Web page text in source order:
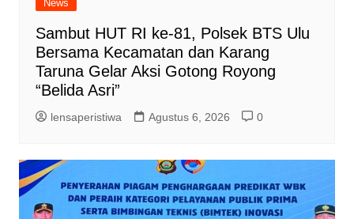
News
Sambut HUT RI ke-81, Polsek BTS Ulu
Bersama Kecamatan dan Karang
Taruna Gelar Aksi Gotong Royong
“Belida Asri”
lensaperistiwa Agustus 6, 2026 0